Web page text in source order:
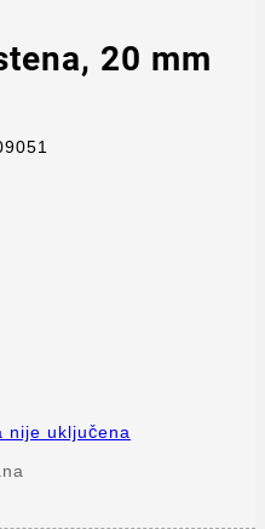
20 mm
nije uključena